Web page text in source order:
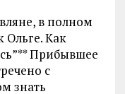
в полном
Ольге. Как
Прибывшее
с
знать